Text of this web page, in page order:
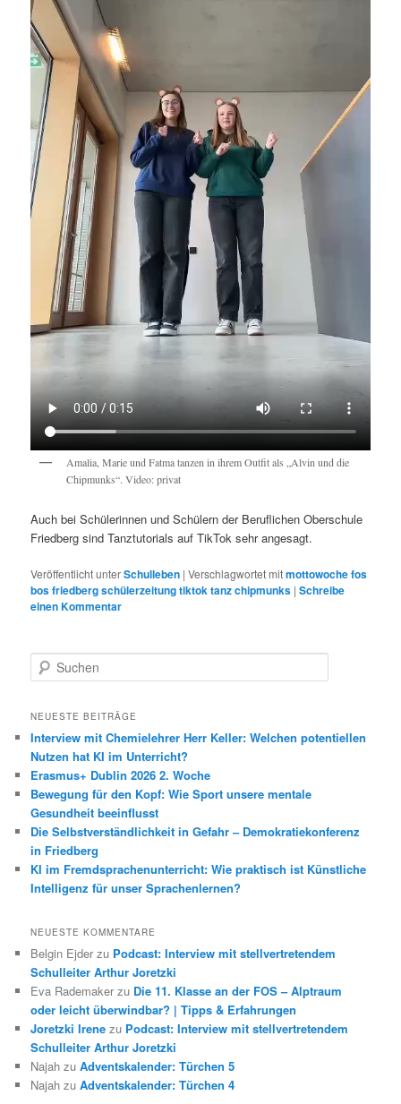
Amalia, Marie und Fatma tanzen in ihrem Outfit als „Alvin und die
Chipmunks“. Video: privat
Auch bei Schülerinnen und Schülern der Beruflichen Oberschule
Friedberg sind Tanztutorials auf TikTok sehr angesagt.
Veröffentlicht unterSchulleben |Verschlagwortet mitmottowoche fos
bos friedberg schülerzeitung tiktok tanz chipmunks |Schreibe
einen Kommentar
u
h
n
NEUESTE BEITRÄGE
Interview mit Chemielehrer Herr Keller: Welchen potentiellen
Nutzen hat KI im Unterricht?
Erasmus+ Dublin 2026 2. Woche
Bewegung für den Kopf: Wie Sport unsere mentale
Gesundheit beeinflusst
Die Selbstverständlichkeit in Gefahr – Demokratiekonferenz
in Friedberg
KI im Fremdsprachenunterricht: Wie praktisch ist Künstliche
Intelligenz für unser Sprachenlernen?
NEUESTE KOMMENTARE
Belgin Ejder zu Podcast: Interview mit stellvertretendem
Schulleiter Arthur Joretzki
Eva Rademaker zu Die 11. Klasse an der FOS – Alptraum
oder leicht überwindbar? | Tipps & Erfahrungen
Joretzki Irene zu Podcast: Interview mit stellvertretendem
Schulleiter Arthur Joretzki
Najah zuAdventskalender: Türchen 5
Najah zuAdventskalender: Türchen 4